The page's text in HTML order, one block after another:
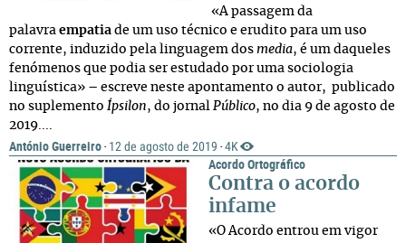
«A passagem da
palavra empatia de um uso técnico e erudito para um uso
corrente, induzido pela linguagem dos media, é um daqueles
fenómenos que podia ser estudado por uma sociologia
linguística» – escreve neste apontamento o autor, publicado
no suplemento Ípsilon, do jornal Público, no dia 9 de agosto de
2019....
António Guerreiro · 12 de agosto de 2019 · 4K
Acordo Ortográfico
Contra o acordo
infame
«O Acordo entrou em vigor